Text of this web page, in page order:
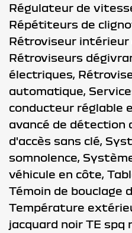
Régulateur de
Répétiteurs de
Rétroviseur intérieur
Rétroviseurs
électriques,
automatique,
conducteur réglable
avancé de détection
d'accès sans clé,
somnolence,
véhicule en côte,
Témoin de bouclage
Température
jacquard noir TE spq